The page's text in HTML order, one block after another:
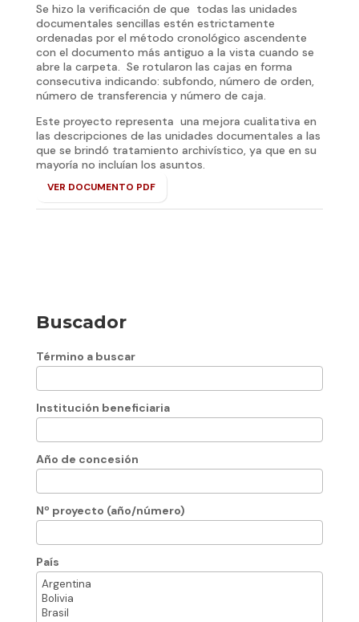
Se hizo la verificación de que todas las unidades
documentales sencillas estén estrictamente
ordenadas por el método cronológico ascendente
con el documento más antiguo a la vista cuando se
abre la carpeta. Se rotularon las cajas en forma
consecutiva indicando: subfondo, número de orden,
número de transferencia y número de caja.
Este proyecto representa una mejora cualitativa en
las descripciones de las unidades documentales a las
que se brindó tratamiento archivístico, ya que en su
mayoría no incluían los asuntos.
VER DOCUMENTO PDF
Buscador
Término a buscar
Institución beneficiaria
Año de concesión
Nº proyecto (año/número)
País